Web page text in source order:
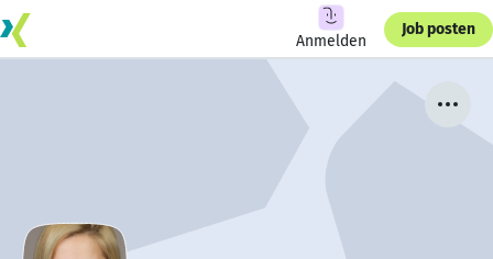
Anmelden
Job posten